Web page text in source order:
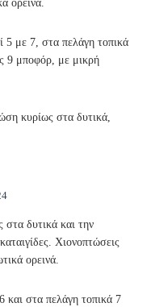
ορεινά.
5 με 7, στα πελάγη τοπικά
9 μποφόρ, με μικρή
κυρίως στα δυτικά,
στα δυτικά και την
Χιονοπτώσεις
ορεινά.
και στα πελάγη τοπικά 7